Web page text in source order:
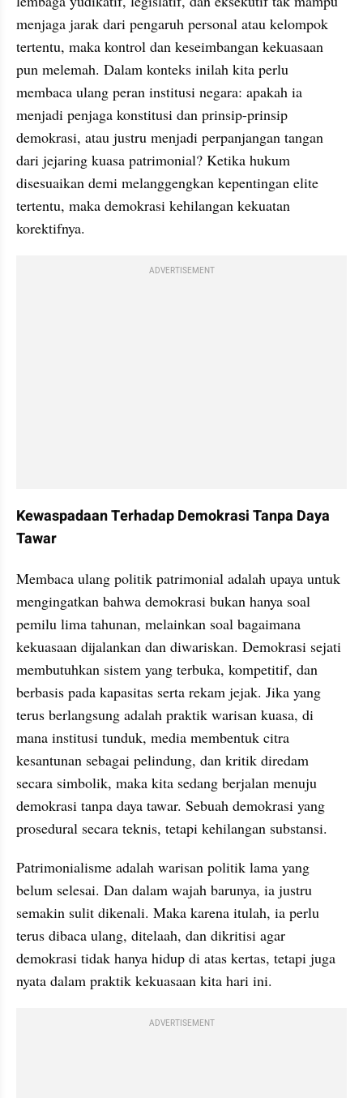
menjaga jarak dari pengaruh personal atau kelompok
tertentu, maka kontrol dan keseimbangan kekuasaan
pun melemah. Dalam konteks inilah kita perlu
membaca ulang peran institusi negara: apakah ia
menjadi penjaga konstitusi dan prinsip-prinsip
demokrasi, atau justru menjadi perpanjangan tangan
dari jejaring kuasa patrimonial? Ketika hukum
disesuaikan demi melanggengkan kepentingan elite
tertentu, maka demokrasi kehilangan kekuatan
korektifnya.
ADVERTISEMENT
Kewaspadaan Terhadap Demokrasi Tanpa Daya
Tawar
Membaca ulang politik patrimonial adalah upaya untuk
mengingatkan bahwa demokrasi bukan hanya soal
pemilu lima tahunan, melainkan soal bagaimana
kekuasaan dijalankan dan diwariskan. Demokrasi sejati
membutuhkan sistem yang terbuka, kompetitif, dan
berbasis pada kapasitas serta rekam jejak. Jika yang
terus berlangsung adalah praktik warisan kuasa, di
mana institusi tunduk, media membentuk citra
kesantunan sebagai pelindung, dan kritik diredam
secara simbolik, maka kita sedang berjalan menuju
demokrasi tanpa daya tawar. Sebuah demokrasi yang
prosedural secara teknis, tetapi kehilangan substansi.
Patrimonialisme adalah warisan politik lama yang
belum selesai. Dan dalam wajah barunya, ia justru
semakin sulit dikenali. Maka karena itulah, ia perlu
terus dibaca ulang, ditelaah, dan dikritisi agar
demokrasi tidak hanya hidup di atas kertas, tetapi juga
nyata dalam praktik kekuasaan kita hari ini.
ADVERTISEMENT